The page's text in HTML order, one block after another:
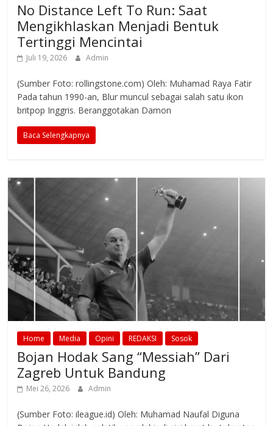
No Distance Left To Run: Saat
Mengikhlaskan Menjadi Bentuk
Tertinggi Mencintai
Juli 19, 2026 Admin
(Sumber Foto: rollingstone.com) Oleh: Muhamad Raya Fatir
Pada tahun 1990-an, Blur muncul sebagai salah satu ikon
britpop Inggris. Beranggotakan Damon
Baca Selengkapnya
Home Media Opini REDAKSI Sosok
Bojan Hodak Sang “Messiah” Dari
Zagreb Untuk Bandung
Mei 26, 2026 Admin
(Sumber Foto: ileague.id) Oleh: Muhamad Naufal Diguna